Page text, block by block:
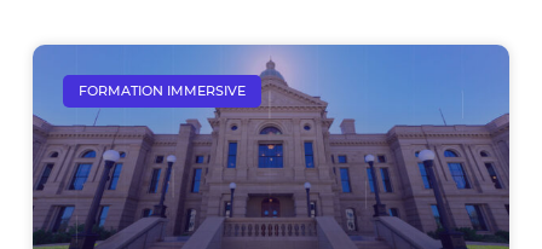
FORMATION IMMERSIVE